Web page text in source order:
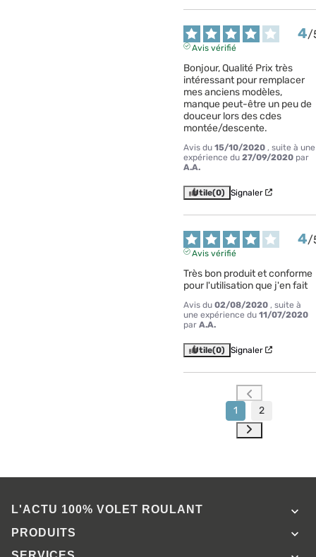
4/
Avis vérifié
Bonjour, Qualité Prix très
intéressant pour remplacer
mes anciens modèles,
manque peut-être un peu de
douceur lors des cdes
montée/descente.
Avis du 15/10/2020 , suite à une
expérience du 27/09/2020 par
A.A.
Utile(0) Signaler
4/
Avis vérifié
Très bon produit et conforme
pour l'utilisation que j'en fait
Avis du 02/08/2020 , suite à
une expérience du 11/07/2020
par A.A.
Utile(0) Signaler
1 2
L'ACTU 100%VOLET ROULANT 
PRODUITS 